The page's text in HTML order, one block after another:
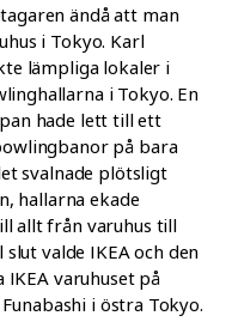
ändå att man
i Tokyo. Karl
lämpliga lokaler i
i Tokyo. En
hade lett till ett
på bara
svalnade plötsligt
hallarna ekade
allt från varuhus till
valde IKEA och den
varuhuset på
i östra Tokyo.